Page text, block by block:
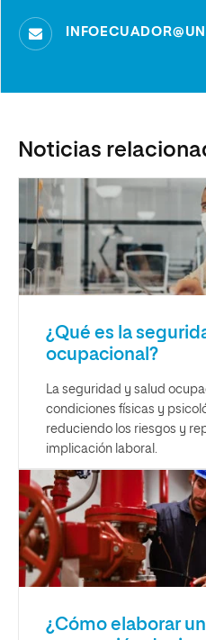
Noticias
¿Qué es la
ocupacional?
La seguridad y salud
condiciones físicas y
reduciendo los riesgos y
implicación laboral.
¿Cómo elaborar